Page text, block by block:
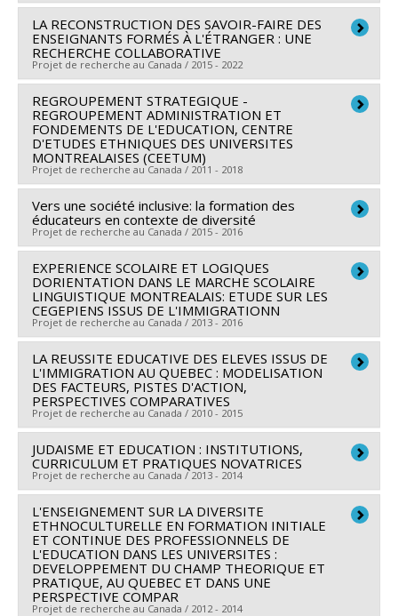
Chercheur principal : Marie Mc Andrew,Isabelle
Archambault
Co-chercheurs : Valérie Amiraux,Corina Borri-Anadon
Sivane Hirsch ,Kristel Tardif-Grenier
Sources de financement :FRQSC/Fonds de recherche
du Québec - Société et culture (FQRSC)
Programmes de subvention :
concertées - générique
LA RECONSTRUCTION DES SAVOIR-FAIRE DES
ENSEIGNANTS FORMÉS À L'ÉTRANGER : UNE
RECHERCHE COLLABORATIVE
Projet de recherche au Canada / 2015 - 2022
Chercheur principal : Joëlle Morrissette
Co-chercheurs : Marie Mc Andrew ,Sébastien Arcand
Didier Demaziere
Sources de financement :CRSH/Conseil de recherches
en sciences humaines du Canada
Programmes de subvention :PVX99097-Subvention
de développement de partenariat
REGROUPEMENT STRATEGIQUE -
REGROUPEMENT ADMINISTRATION ET
FONDEMENTS DE L'EDUCATION, CENTRE
D'ETUDES ETHNIQUES DES UNIVERSITES
MONTREALAISES (CEETUM)
Projet de recherche au Canada / 2011 - 2018
Chercheur principal : Deirdre Meintel
Co-chercheurs : Marie Mc Andrew,Patricia Lamarre
Michel Pagé,Fasal Kanouté,Marie-Thérèse Chicha,
Patrice Brodeur,Sirma Bilge,Valérie Amiraux,
Françoise Armand,Roxane de la Sablonnière ,Mireille
Estivalèzes,Marie-Odile Magnan,Jake Murdoch
Sébastien Arcand,Daniel Weinstock,Alain Bélanger,
Claude Gélinas,Michèle Vatz-Laaroussi,Morton
Weinfeld,Mela Sarkar, Bronwen E. Low
,Benoît Côté,Marilyn Steinbach,Annick Germain
Jacques Ledent,Damaris Rose,Xavier Leloup,Nong
Zhu,Jack Jedwab,Maryse Potvin,Nicole Carignan
Lilyane Rachedi,Richard Bourhis,Micheline Milot
Anne Saris,Catherine Amiot,Pierre Bosset
Sources de financement :FRQSC/Fonds de recherche
du Québec - Société et culture (FQRSC)
Programmes de subvention :PV129894-(RG)
Programme Regroupements stratégiques
Vers une société inclusive: la formation des
éducateurs en contexte de diversité
Projet de recherche au Canada / 2015 - 2016
Chercheur principal : Corina Borri-Anadon
Co-chercheurs : Marie Mc Andrew,Marie-Odile
Magnan
Sources de financement :CRSH/Conseil de recherches
en sciences humaines du Canada
Programmes de subvention :
EXPERIENCE SCOLAIRE ET LOGIQUES
DORIENTATION DANS LE MARCHE SCOLAIRE
LINGUISTIQUE MONTREALAIS: ETUDE SUR LES
CEGEPIENS ISSUS DE L'IMMIGRATIONN
Projet de recherche au Canada / 2013 - 2016
Chercheur principal : Marie-Odile Magnan
Co-chercheurs : Marie Mc Andrew,Maryse Potvin
Annie Pilote
Sources de financement :CRSH/Conseil de recherches
en sciences humaines du Canada
Programmes de subvention :PV153480-Subventions
de développement Savoir
LA REUSSITE EDUCATIVE DES ELEVES ISSUS DE
L'IMMIGRATION AU QUEBEC : MODELISATION
DES FACTEURS, PISTES D'ACTION,
PERSPECTIVES COMPARATIVES
Projet de recherche au Canada / 2010 - 2015
Chercheur principal : Marie Mc Andrew
Co-chercheurs : Fasal Kanouté,Françoise Armand
Jake Murdoch,Michèle Vatz-Laaroussi,Sylvie Loslier,
Jacques Ledent,Maryse Potvin,Alain Carpentier
Sources de financement :FRQSC/Fonds de recherche
du Québec - Société et culture (FQRSC)
Programmes de subvention :PVXXXXXX-(SE)
Programme Soutien aux équipes de recherche - Stade
JUDAISME ET EDUCATION : INSTITUTIONS,
CURRICULUM ET PRATIQUES NOVATRICES
Projet de recherche au Canada / 2013 - 2014
Chercheur principal : Marie Mc Andrew
Sources de financement :Citoyenneté et immigration,
Canada
Programmes de subvention :
L'ENSEIGNEMENT SUR LA DIVERSITE
ETHNOCULTURELLE EN FORMATION INITIALE
ET CONTINUE DES PROFESSIONNELS DE
L'EDUCATION DANS LES UNIVERSITES :
DEVELOPPEMENT DU CHAMP THEORIQUE ET
PRATIQUE, AU QUEBEC ET DANS UNE
PERSPECTIVE COMPAR
Projet de recherche au Canada / 2012 - 2014